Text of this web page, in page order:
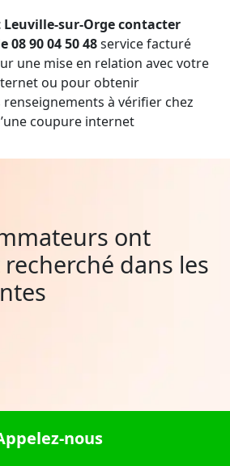
sur-Orge contacter
90 04 50 48service facturé
une mise en relation avec votre
ou pour obtenir
à vérifier chez
coupure internet
ont
dans les
nous